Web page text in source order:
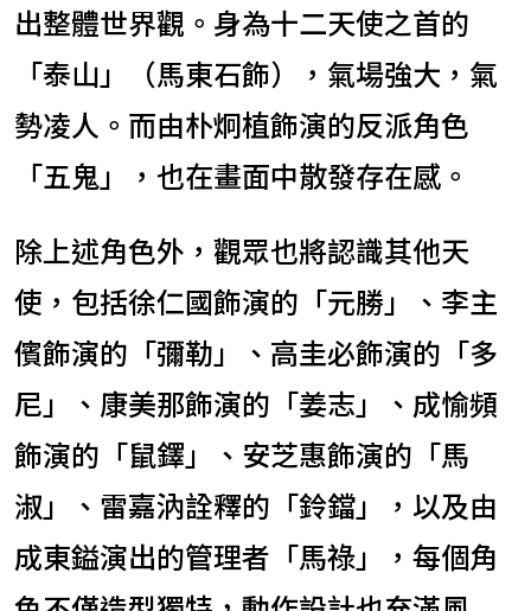
出整體世界觀。身為十二天使之首的
「泰山」（馬東石飾），氣場強大，氣
勢凌人。而由朴炯植飾演的反派角色
「五鬼」，也在畫面中散發存在感。
除上述角色外，觀眾也將認識其他天
使，包括徐仁國飾演的「元勝」、李主
儐飾演的「彌勒」、高圭必飾演的「多
尼」、康美那飾演的「姜志」、成愉頻
飾演的「鼠鐸」、安芝惠飾演的「馬
淑」、雷嘉汭詮釋的「鈴鐺」，以及由
成東鎰演出的管理者「馬祿」，每個角